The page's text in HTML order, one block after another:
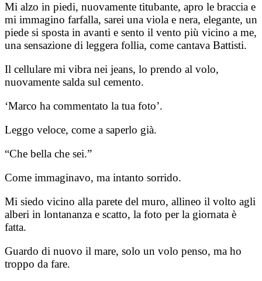
Mi alzo in piedi, nuovamente titubante, apro le braccia e
mi immagino farfalla, sarei una viola e nera, elegante, un
piede si sposta in avanti e sento il vento più vicino a me,
una sensazione di leggera follia, come cantava Battisti.
Il cellulare mi vibra nei jeans, lo prendo al volo,
nuovamente salda sul cemento.
‘Marco ha commentato la tua foto’.
Leggo veloce, come a saperlo già.
“Che bella che sei.”
Come immaginavo, ma intanto sorrido.
Mi siedo vicino alla parete del muro, allineo il volto agli
alberi in lontananza e scatto, la foto per la giornata è
fatta.
Guardo di nuovo il mare, solo un volo penso, ma ho
troppo da fare.